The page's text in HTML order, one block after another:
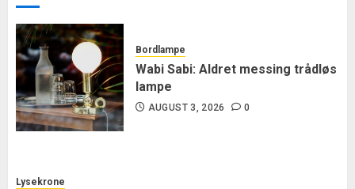
Bordlampe
Wabi Sabi: Aldret messing trådløs
lampe
AUGUST 3, 2026 0
Lysekrone